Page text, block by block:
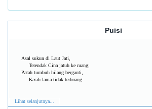
Puisi
Asal sukun di Laut Jati,
Terendak Cina jatuh ke ruang;
Patah tumbuh hilang berganti,
Kasih lama tidak terbuang.
Lihat selanjutnya...